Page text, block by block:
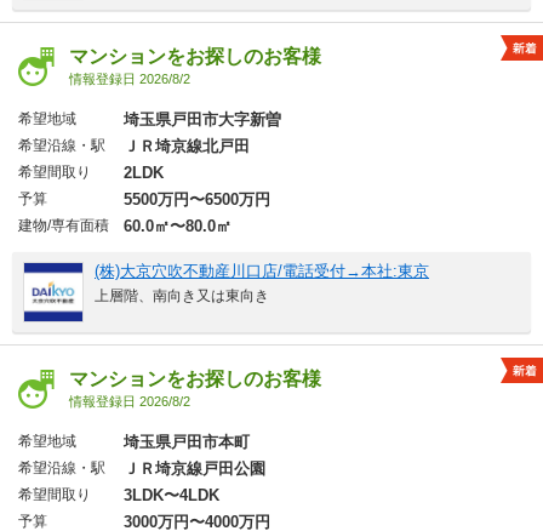
マンションをお探しのお客様
情報登録日 2026/8/2
希望地域 埼玉県戸田市大字新曽
希望沿線・駅 ＪＲ埼京線北戸田
希望間取り 2LDK
予算 5500万円〜6500万円
建物/専有面積 60.0㎡〜80.0㎡
(株)大京穴吹不動産川口店/電話受付→本社:東京
上層階、南向き又は東向き
マンションをお探しのお客様
情報登録日 2026/8/2
希望地域 埼玉県戸田市本町
希望沿線・駅 ＪＲ埼京線戸田公園
希望間取り 3LDK〜4LDK
予算 3000万円〜4000万円